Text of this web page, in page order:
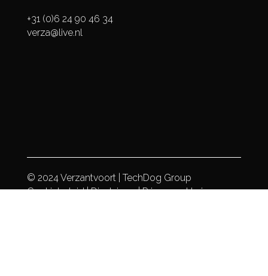
+31 (0)6 24 90 46 34
verza@live.nl
© 2024 Verzantvoort | TechDog Group
Cookiebeleid|Disclaimer|Privacyverklaring